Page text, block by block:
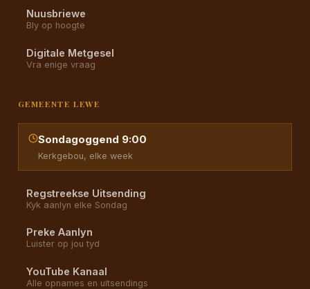
Nuusbriewe
Bly op hoogte
Digitale Metgesel
Vra enige vraag
GEMEENTE LEWE
Sondagoggend 9:00
Kerkgebou, elke week
Regstreekse Uitsending
Kyk aanlyn elke Sondag
Preke Aanlyn
Luister op jou tyd
YouTube Kanaal
Alle opnames en uitsendings